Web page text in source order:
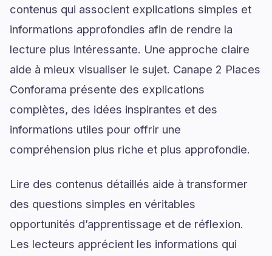
contenus qui associent explications simples et
informations approfondies afin de rendre la
lecture plus intéressante. Une approche claire
aide à mieux visualiser le sujet. Canape 2 Places
Conforama présente des explications
complètes, des idées inspirantes et des
informations utiles pour offrir une
compréhension plus riche et plus approfondie.
Lire des contenus détaillés aide à transformer
des questions simples en véritables
opportunités d’apprentissage et de réflexion.
Les lecteurs apprécient les informations qui